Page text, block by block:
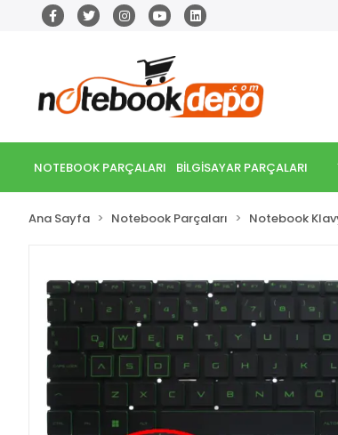
NOTEBOOK PARÇALARI BİLGİSAYAR PARÇALARI
Ana Sayfa Notebook Parçaları Notebook